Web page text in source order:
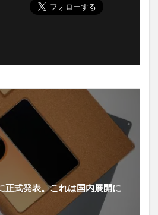
正式発表。これは国内展開に